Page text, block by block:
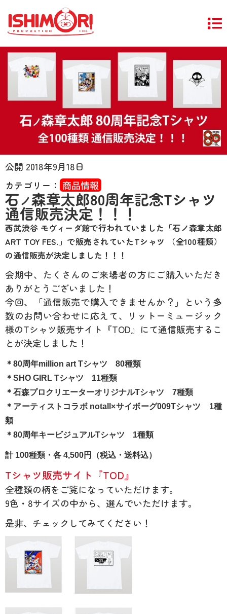
公開 2018年9月18日
カテゴリー： 商品情報
石ノ森章太郎80周年記念Tシャツ
通信販売決定！！！
西武渋谷 モヴィーダ館で行われていました「石ノ森章太郎
ART TOY FES.」で販売されていたTシャツ （全100種類）
の通信販売が決定しました！！！
会期中、たくさんのご来場者の方にご購入いただき
ありがとうございました！
今回、「通信販売で購入できませんか？」という多
数のお問い合わせに応えて、リットーミュージック
様のTシャツ販売サイト『TOD』にて通信販売するこ
とが決定しました！
＊80周年million art Tシャツ 80種類
＊SHO GIRL Tシャツ 11種類
＊石森プロクリエーターオリジナルTシャツ 7種類
＊アーティストコラボ notall×サイボーグ009Tシャツ 1種
類
＊80周年キービジュアルTシャツ 1種類
計 100種類・各 4,500円（税込・送料込）
Tシャツ販売サイト『TOD』
全種類の柄をご覧になっていただけます。
9色・8サイズの中から、選んでいただけます。
是非、チェックしてみてください！